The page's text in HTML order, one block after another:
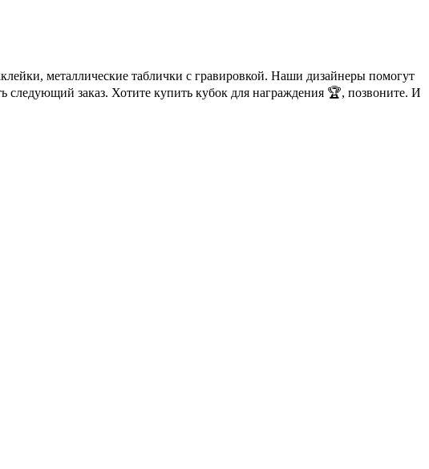
металлические таблички с гравировкой. Наши дизайнеры помогут
следующий заказ. Хотите купить кубок для награждения 🏆, позвоните. И